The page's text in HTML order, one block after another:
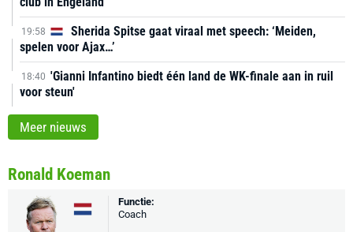
19:58
Sherida Spitse gaat viraal met speech: ‘Meiden,
spelen voor Ajax…’
18:40 'Gianni Infantino biedt één land de WK-finale aan in ruil
voor steun'
Meer nieuws
Ronald Koeman
Functie:
Coach